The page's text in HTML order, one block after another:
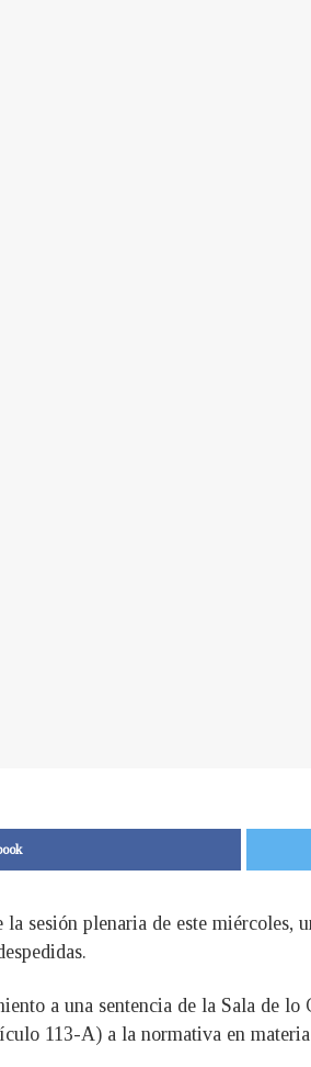
la sesión plenaria de este
a una sentencia de la Sala de
113-A) a la normativa en